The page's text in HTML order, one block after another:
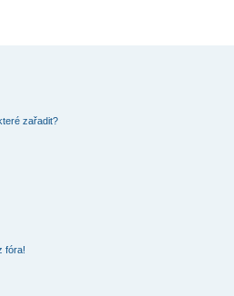
zařadit?
fóra!